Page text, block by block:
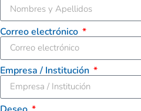
Correo electrónico
Empresa / Institución